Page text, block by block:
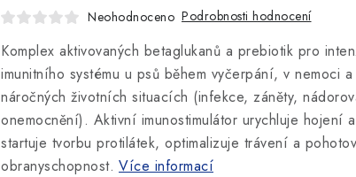
Neohodnoceno Podrobnosti hodnocení
Komplex aktivovaných betaglukanů a prebiotik pro
imunitního systému u psů během vyčerpání, v nemoci
náročných životních situacích (infekce, záněty,
onemocnění). Aktivní imunostimulátor urychluje hojení
startuje tvorbu protilátek, optimalizuje trávení a
obranyschopnost. Více informací